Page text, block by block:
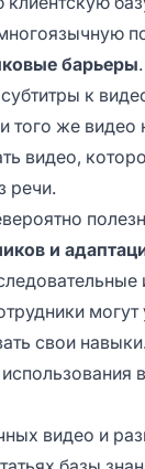
барьеры
к
того же видео
видео,
речи.
и
могут
свои
видео и